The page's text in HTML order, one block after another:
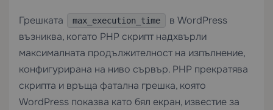
Грешката max_execution_time
в WordPress
възниква, когато PHP скрипт надхвърли
максималната продължителност на изпълнение,
конфигурирана на ниво сървър. PHP прекратява
скрипта и връща фатална грешка, която
WordPress показва като бял екран, известие за